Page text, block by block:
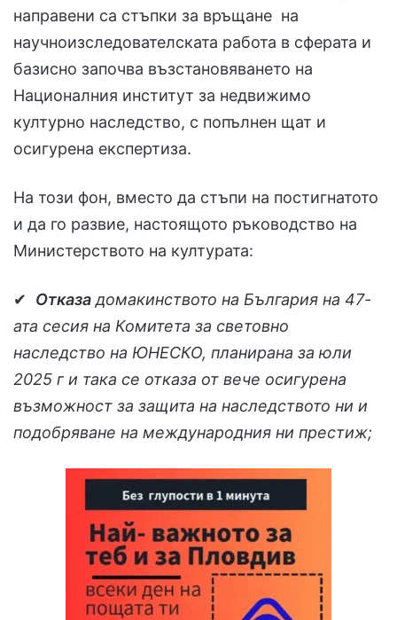
направени са стъпки за връщане на
научноизследователската работа в сферата и
базисно започва възстановяването на
Националния институт за недвижимо
културно наследство, с попълнен щат и
осигурена експертиза.
На този фон, вместо да стъпи на постигнатото
и да го развие, настоящото ръководство на
Министерството на културата:
✔ Отказа домакинството на България на 47-
ата сесия на Комитета за световно
наследство на ЮНЕСКО, планирана за юли
2025 г и така се отказа от вече осигурена
възможност за защита на наследството ни и
подобряване на международния ни престиж;